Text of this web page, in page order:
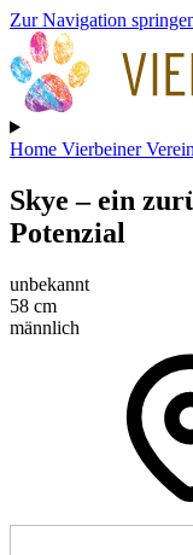
Zur Navigation
Home VierbeinerVerein
Skye– ein
Potenzial
unbekannt
58 cm
männlich